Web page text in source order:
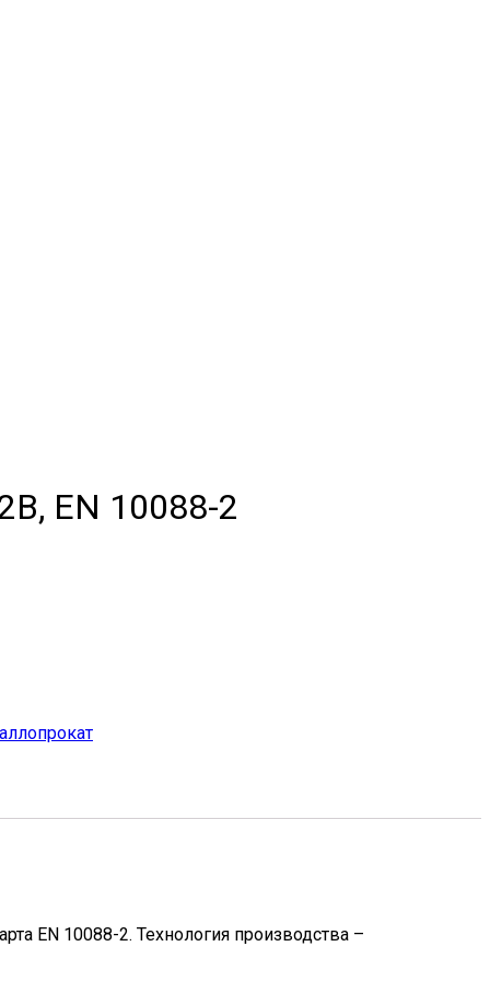
EN 10088-2
EN 10088-2. Технология производства –